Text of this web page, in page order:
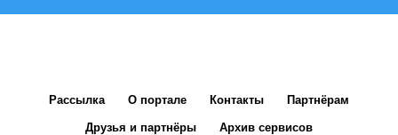
Рассылка О портале Контакты Партнёрам
Друзья и партнёры Архив сервисов